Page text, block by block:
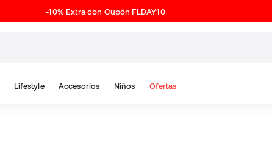
-10% Extra con Cupón FLDAY10
Lifestyle Accesorios Niños Ofertas